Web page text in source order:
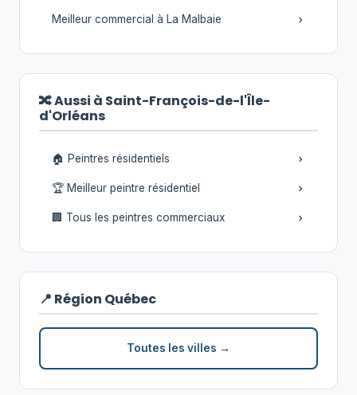
Meilleur commercial à La Malbaie
🔀 Aussi à Saint-François-de-l'Île-
d'Orléans
🏠 Peintres résidentiels
🏆 Meilleur peintre résidentiel
🏢 Tous les peintres commerciaux
📍 Région Québec
Toutes les villes →